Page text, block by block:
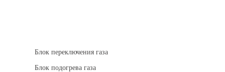
Блок переключения газа
Блок подогрева газа